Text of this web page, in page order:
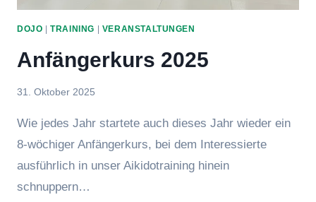
DOJO |TRAINING | VERANSTALTUNGEN
Anfängerkurs 2025
Von
31. Oktober 2025
Wie jedes Jahr startete auch dieses Jahr wieder ein
8-wöchiger Anfängerkurs, bei dem Interessierte
ausführlich in unser Aikidotraining hinein
schnuppern…